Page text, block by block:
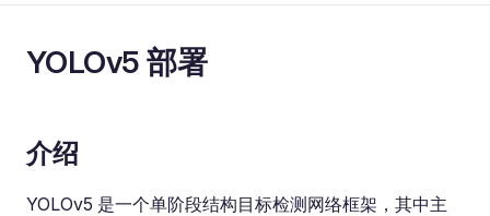
YOLOv5 部署
介绍
YOLOv5 是一个单阶段结构目标检测网络框架，其中主